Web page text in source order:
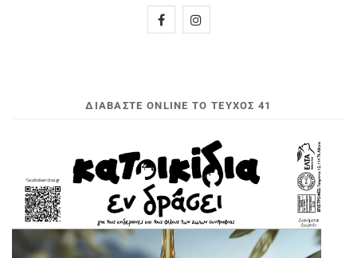
ΔΙΑΒΆΣΤΕ ONLINE ΤΟ ΤΕΎΧΟΣ 41